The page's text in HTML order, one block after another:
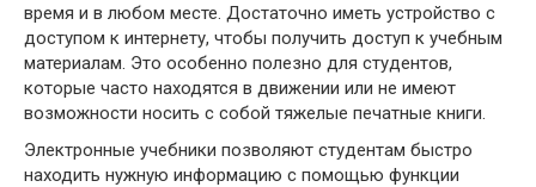
время и в любом месте. Достаточно иметь устройство с
доступом к интернету, чтобы получить доступ к учебным
материалам. Это особенно полезно для студентов,
которые часто находятся в движении или не имеют
возможности носить с собой тяжелые печатные книги.
Электронные учебники позволяют студентам быстро
находить нужную информацию с помощью функции